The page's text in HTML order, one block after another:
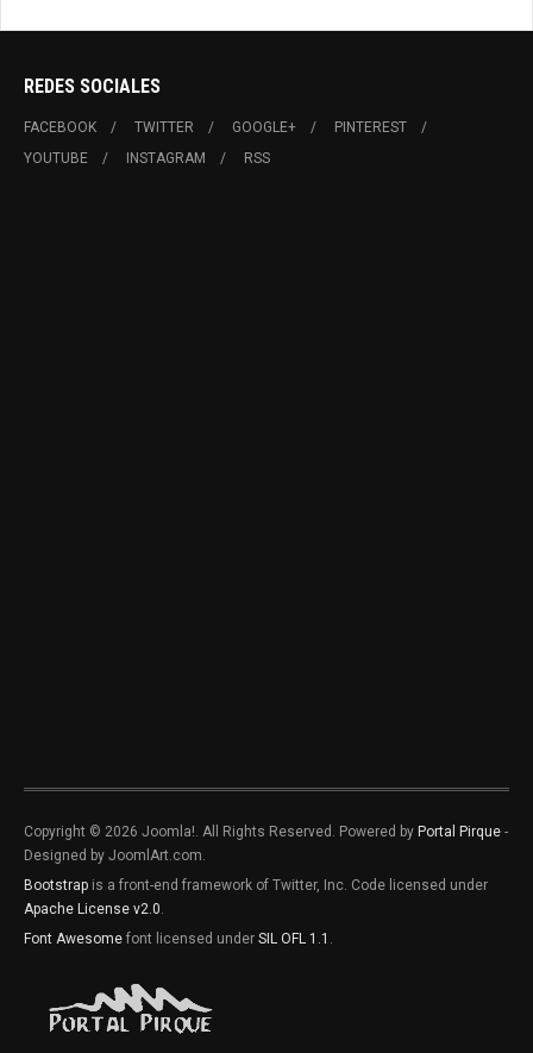
REDES SOCIALES
FACEBOOK TWITTER GOOGLE+
PINTEREST
YOUTUBE
INSTAGRAM RSS
Copyright © 2026 Joomla!. All Rights Reserved. Powered by Portal Pirque -
Designed by JoomlArt.com.
Bootstrap is a front-end framework of Twitter, Inc. Code licensed under
Apache License v2.0
Font Awesome font licensed under SIL OFL 1.1